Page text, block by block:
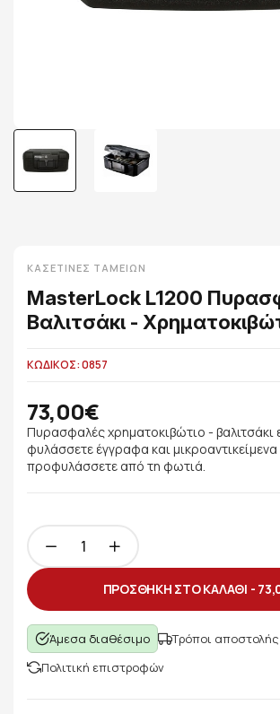
ΚΑΣΕΤΊΝΕΣ ΤΑΜΕΊΩΝ
MasterLock L1200
Βαλιτσάκι -
ΚΩΔΙΚΟΣ: 0857
73,00€
Πυρασφαλές χρηματοκιβώτιο - βαλιτσάκι
φυλάσσετε έγγραφα και μικροαντικείμενα
προφυλάσσετε από τη φωτιά.
ΠΡΟΣΘΗΚΗ ΣΤΟ ΚΑΛΑΘΙ -
Άμεσα διαθέσιμο
Τρόποι αποστολής
Πολιτική επιστροφών